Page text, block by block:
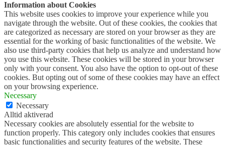
Information about Cookies
This website uses cookies to improve your experience while you
navigate through the website. Out of these cookies, the cookies that
are categorized as necessary are stored on your browser as they are
essential for the working of basic functionalities of the website. We
also use third-party cookies that help us analyze and understand how
you use this website. These cookies will be stored in your browser
only with your consent. You also have the option to opt-out of these
cookies. But opting out of some of these cookies may have an effect
on your browsing experience.
Necessary
Necessary
Alltid aktiverad
Necessary cookies are absolutely essential for the website to
function properly. This category only includes cookies that ensures
basic functionalities and security features of the website. These